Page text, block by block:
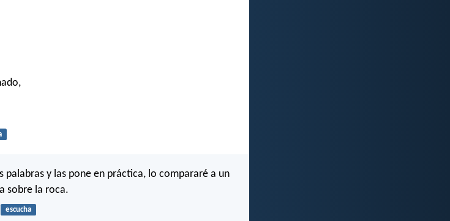
palabras y las pone en práctica, lo compararé a un
sobre la roca.
escucha